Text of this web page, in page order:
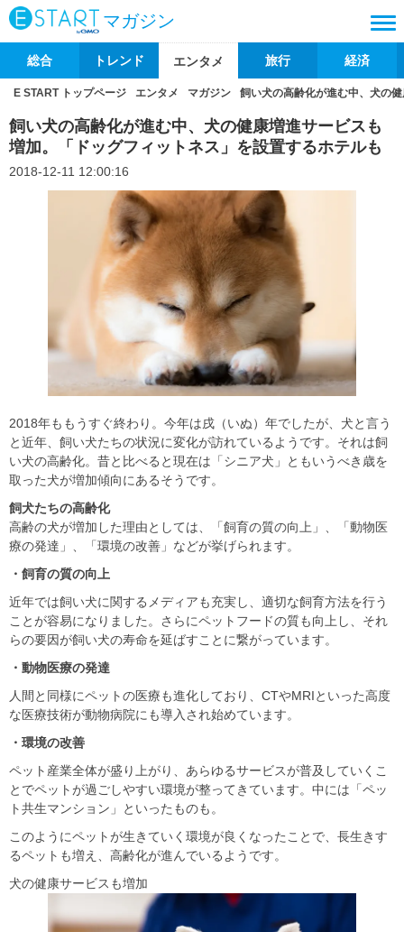
マガジン
総合 トレンド エンタメ 旅行 経済
E START トップページ エンタメ マガジン 飼い犬の高齢化が進む中、犬の
飼い犬の高齢化が進む中、犬の健康増進サービスも
増加。「ドッグフィットネス」を設置するホテルも
2018-12-11 12:00:16
2018年ももうすぐ終わり。今年は戌（いぬ）年でしたが、犬と言う
と近年、飼い犬たちの状況に変化が訪れているようです。それは飼
い犬の高齢化。昔と比べると現在は「シニア犬」ともいうべき歳を
取った犬が増加傾向にあるそうです。
飼犬たちの高齢化
高齢の犬が増加した理由としては、「飼育の質の向上」、「動物医
療の発達」、「環境の改善」などが挙げられます。
・飼育の質の向上
近年では飼い犬に関するメディアも充実し、適切な飼育方法を行う
ことが容易になりました。さらにペットフードの質も向上し、それ
らの要因が飼い犬の寿命を延ばすことに繋がっています。
・動物医療の発達
人間と同様にペットの医療も進化しており、CTやMRIといった高度
な医療技術が動物病院にも導入され始めています。
・環境の改善
ペット産業全体が盛り上がり、あらゆるサービスが普及していくこ
とでペットが過ごしやすい環境が整ってきています。中には「ペッ
ト共生マンション」といったものも。
このようにペットが生きていく環境が良くなったことで、長生きす
るペットも増え、高齢化が進んでいるようです。
犬の健康サービスも増加